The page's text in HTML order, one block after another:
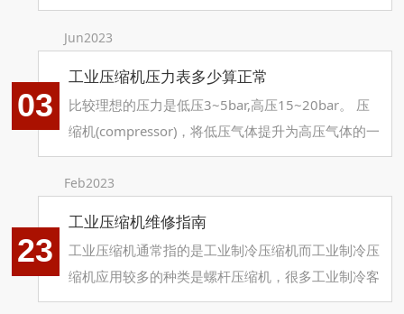
程中，从油泵到管道到阀门每一道输送工序设各都必
须具有防爆等级。空气控制中心的压缩机必须采用防
Jun2023
03
工业压缩机压力表多少算正常
比较理想的压力是低压3~5bar,高压15~20bar。 压
缩机(compressor)，将低压气体提升为高压气体的一
种从动的流体机械，是制冷系统的心脏。它从吸气管
吸入低温低压的制冷剂气体，通过电机运转带动活塞
体，为制冷循环提供动力，从而实现压缩→冷凝(放
热)→膨胀→蒸发 ( 吸热 ) 的制冷循环。
Feb2023
23
工业压缩机维修指南
工业压缩机通常指的是工业制冷压缩机而工业制冷压
缩机应用较多的种类是螺杆压缩机，很多工业制冷客
户厂房内最为宝贵的就是生产设备，以聚丙烯厂为